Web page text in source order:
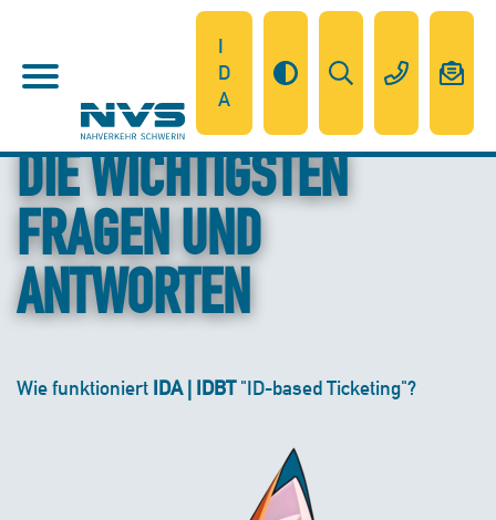
I
D
A
DIE WICHTIGSTEN
FRAGEN UND
ANTWORTEN
Wie funktioniert IDA | IDBT"ID-based Ticketing"?